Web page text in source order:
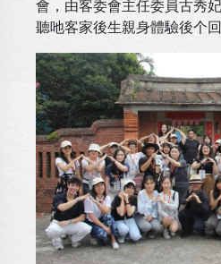
會，由客委會主任委員古秀
聽吔客家後生親身體驗後个回